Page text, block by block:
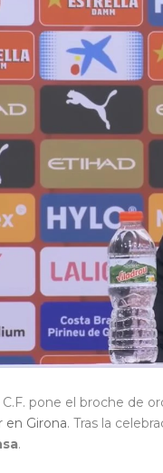
C.F. pone el broche de
en Girona. Tras la
.